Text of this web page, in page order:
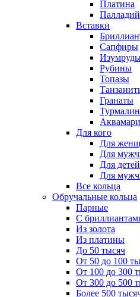
Платина
Палладий
Вставки
Сапфиры
Рубины
Топазы
Гранаты
Для кого
Для
Для
Для детей
Для
Все кольца
Обручальные кольца
Парные
С
Из золота
Из платины
До 50 тысяч
От 50 до 100
От 100 до 300
От 300 до 500
Более 500